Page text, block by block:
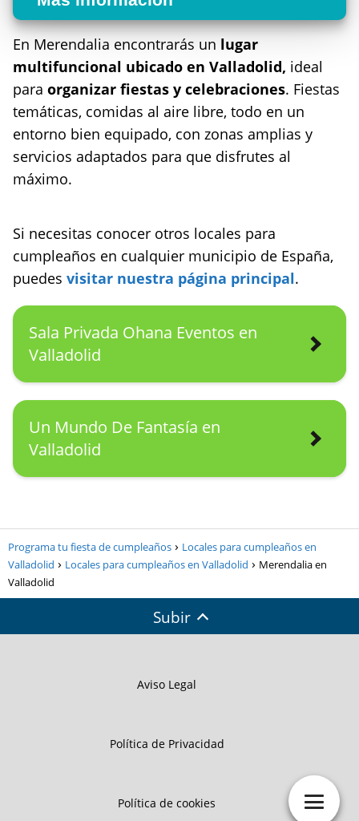
En Merendalia encontrarás un lugar
multifuncional ubicado en Valladolid, ideal
para organizar fiestas y celebraciones. Fiestas
temáticas, comidas al aire libre, todo en un
entorno bien equipado, con zonas amplias y
servicios adaptados para que disfrutes al
máximo.
Si necesitas conocer otros locales para
cumpleaños en cualquier municipio de España,
puedes visitar nuestra página principal.
Sala Privada Ohana Eventos en
Valladolid
Un Mundo De Fantasía en
Valladolid
Programa tu fiesta de cumpleaños
Locales para cumpleaños en
Valladolid
Locales para cumpleaños en Valladolid
Merendalia en
Valladolid
Subir
Aviso Legal
Política de Privacidad
Política de cookies